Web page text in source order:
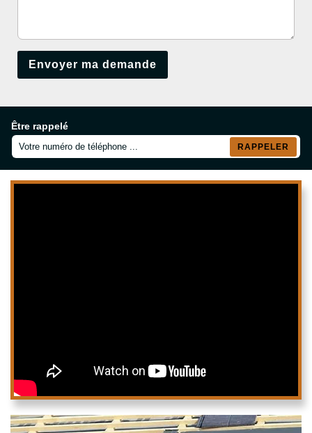
Être rappelé